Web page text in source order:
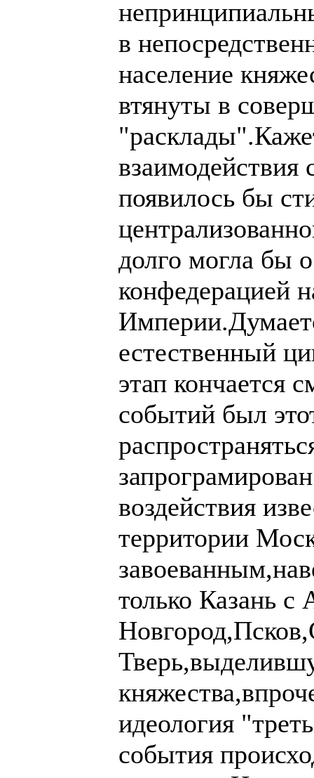
в
население
втянуты в
появилось бы
долго могла бы
конфедерацией
естественный
этап кончается
событий был
воздействия
территории
только Казань с
идеология
события